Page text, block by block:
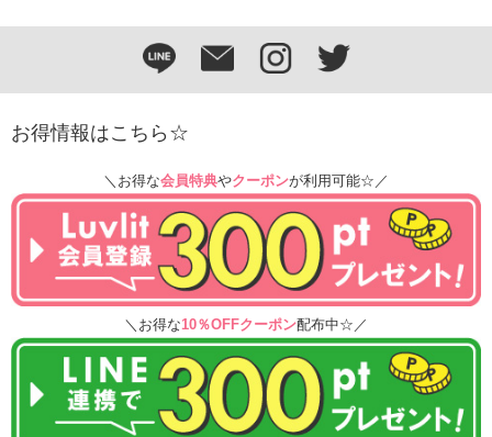
お得情報はこちら☆
＼お得な会員特典やクーポンが利用可能☆／
＼お得な10％OFFクーポン配布中☆／